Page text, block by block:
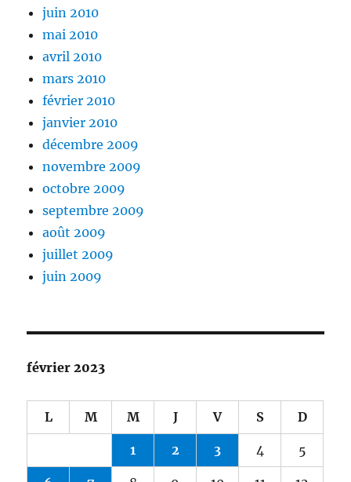
juin 2010
mai 2010
avril 2010
mars 2010
février 2010
janvier 2010
décembre 2009
novembre 2009
octobre 2009
septembre 2009
août 2009
juillet 2009
juin 2009
février 2023
L M M J V S D
1 2 3 4 5